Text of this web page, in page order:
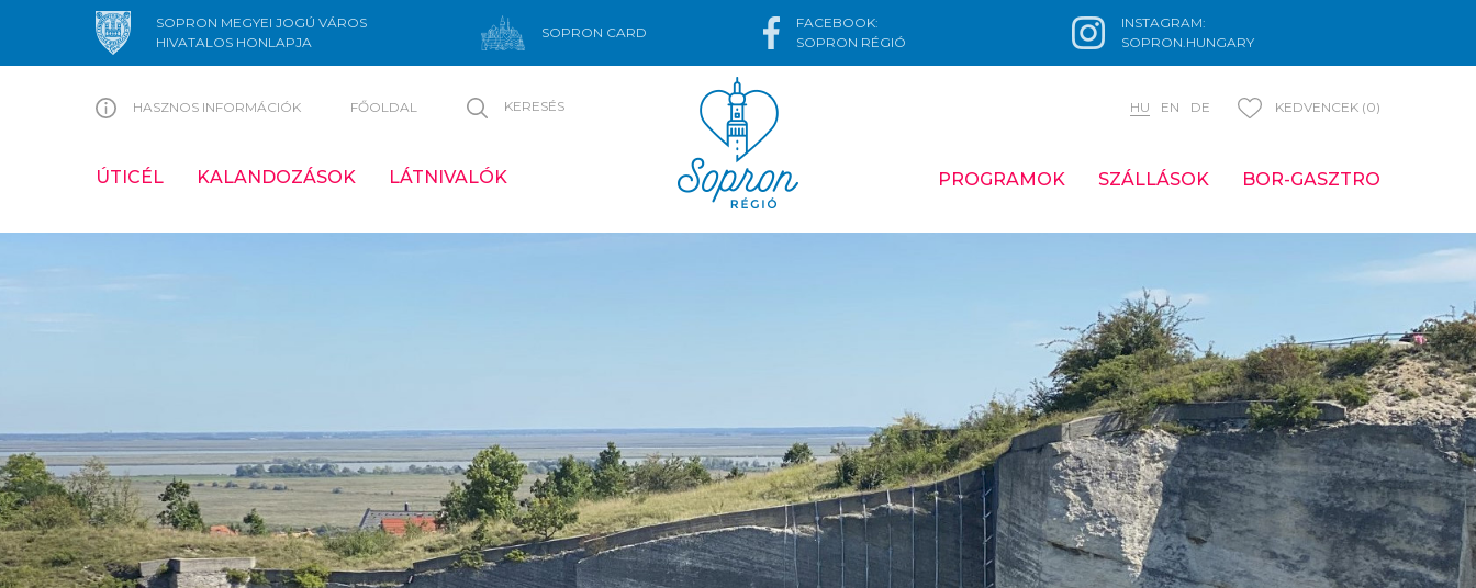
SOPRON MEGYEI JOGÚ VÁROS
HIVATALOS HONLAPJA
SOPRON CARD
FACEBOOK:
SOPRON RÉGIÓ
INSTAGRAM:
SOPRON.HUNGARY
HASZNOS INFORMÁCIÓK FŐOLDAL KERESÉS HU EN DE KEDVENCEK (0)
ÚTICÉL KALANDOZÁSOK LÁTNIVALÓK PROGRAMOK SZÁLLÁSOK BOR-GASZTRO